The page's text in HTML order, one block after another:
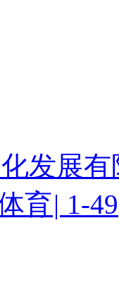
发展有
育| 1-49